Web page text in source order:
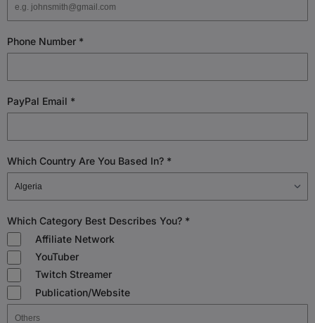
Phone Number *
PayPal Email *
Which Country Are You Based In? *
Which Category Best Describes You? *
Affiliate Network
YouTuber
Twitch Streamer
Publication/Website